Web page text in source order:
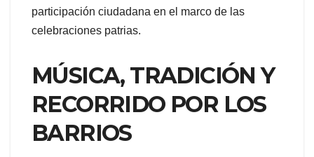
participación ciudadana en el marco de las
celebraciones patrias.
MÚSICA, TRADICIÓN Y
RECORRIDO POR LOS
BARRIOS